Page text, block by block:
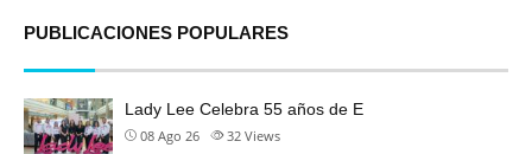
PUBLICACIONES POPULARES
Lady Lee Celebra 55 años de E
08 Ago 26 32 Views